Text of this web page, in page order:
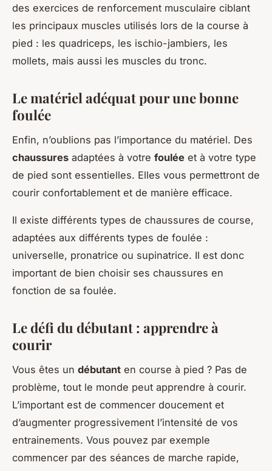
des exercices de renforcement musculaire ciblant
les principaux muscles utilisés lors de la course à
pied : les quadriceps, les ischio-jambiers, les
mollets, mais aussi les muscles du tronc.
Le matériel adéquat pour une bonne
foulée
Enfin, n’oublions pas l’importance du matériel. Des
chaussures adaptées à votre foulée et à votre type
de pied sont essentielles. Elles vous permettront de
courir confortablement et de manière efficace.
Il existe différents types de chaussures de course,
adaptées aux différents types de foulée :
universelle, pronatrice ou supinatrice. Il est donc
important de bien choisir ses chaussures en
fonction de sa foulée.
Le défi du débutant : apprendre à
courir
Vous êtes un débutant en course à pied ? Pas de
problème, tout le monde peut apprendre à courir.
L’important est de commencer doucement et
d’augmenter progressivement l’intensité de vos
entrainements. Vous pouvez par exemple
commencer par des séances de marche rapide,